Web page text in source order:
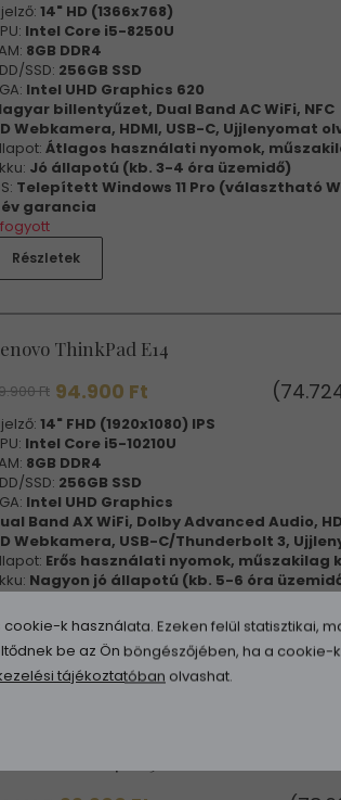
14" HD (1366x768)
Intel Core i5-8250U
8GB DDR4
SSD: 256GB SSD
Intel UHD Graphics 620
billentyűzet, Dual Band AC WiFi, NFC
Webkamera, HDMI, USB-C, Ujjlenyomat
Átlagos használati nyomok,
Jó állapotú (kb. 3-4 óra üzemidő)
Telepített Windows 11 Pro (választható
év garancia
Részletek
ThinkPad E14
Ft 94.900 Ft
14" FHD (1920x1080) IPS
Intel Core i5-10210U
8GB DDR4
SSD: 256GB SSD
Intel UHD Graphics
Band AX WiFi, Dolby Advanced Audio,
Webkamera, USB-C/Thunderbolt 3,
Erős használati nyomok, műszakilag
Nagyon jó állapotú (kb. 5-6 óra
év garancia
Részletek
k használata. Ezeken felül statisztikai,
be az Ön böngészőjében, ha a
tájékoztatóban olvashat.